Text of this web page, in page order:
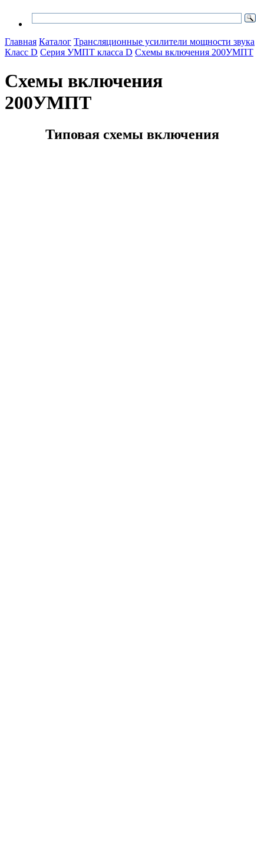
Главная Каталог Трансляционные усилители мощности звука
Класс D Серия УМПТ класса D Схемы включения 200УМПТ
Схемы включения
200УМПТ
Типовая схемы включения